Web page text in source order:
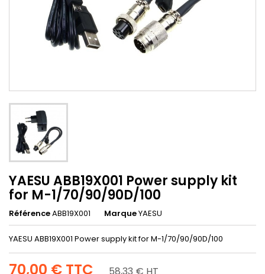
YAESU ABB19X001 Power supply kit
for M-1/70/90/90D/100
RéférenceABB19X001 MarqueYAESU
YAESU ABB19X001 Power supply kit for M-1/70/90/90D/100
70,00 € TTC